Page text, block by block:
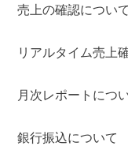
売上の確認について
リアルタイム売上
月次レポートにつ
銀行振込について